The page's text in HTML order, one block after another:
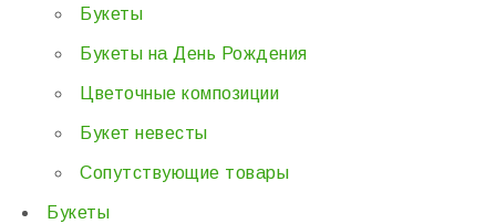
Букеты
Букеты на День Рождения
Цветочные композиции
Букет невесты
Сопутствующие товары
Букеты